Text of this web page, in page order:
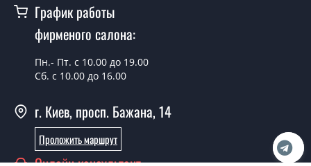
Стоимость установки дверей Techno-71-half - от 1800
Можно на сегодня вызвать
замерщика?
У вас есть в наличии готовые
межкомнатные двери фаворит?
График работы
фирменого салона:
Пн.- Пт. с 10.00 до 19.00
Сб. с 10.00 до 16.00
г. Киев, просп. Бажана, 14
Проложить маршрут